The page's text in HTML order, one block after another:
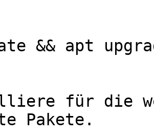
&& apt
für die
Pakete.